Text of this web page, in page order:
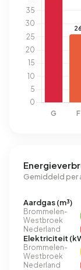
Gemiddeld per
Aardgas (m³)
Brommelen-
Westbroek
Nederland
Elektriciteit
Brommelen-
Westbroek
Nederland